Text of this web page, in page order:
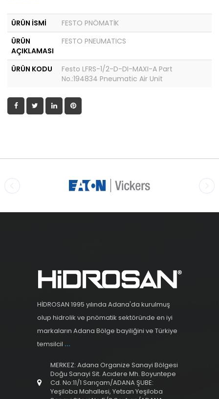
ÜRÜN İSMİ
FESTO PNÖMATİK
ÜRÜN
AÇIKLAMASI
FESTO PNEUMATICS
ÜRÜN KODU
Festo LFRS-1/2-D-DI-MAXI-A Part
No.:194834 Pneumatic Air Unit
HİDROSAN 1995 yılında Adana'da kurulmuş
olup hidrolik ve pnömatik sektöründe en iyi
markaların Adana Bölge bayiliğini ve Türkiye
temsilcil ...
MERKEZ: Adana Organize Sanayi Bölgesi
Doğu Sanayi Sit. Acıdere Mh. Boyuntepe
Cd. No:11/1 Sarıçam/ADANA ŞUBE:
Yeşiloba Mahallesi, Yetsan Yeşiloba